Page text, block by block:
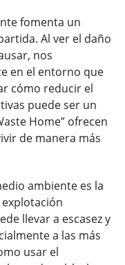
fomenta un
Al ver el daño
nos
en el entorno que
cómo reducir el
puede ser un
Home” ofrecen
de manera más
ambiente es la
llevar a escasez y
a las más
usar el